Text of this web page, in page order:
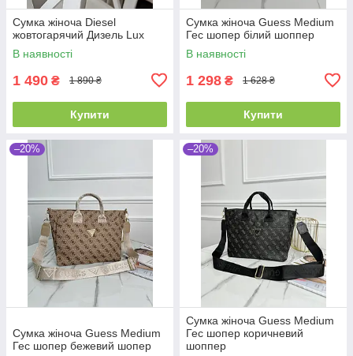
Сумка жіноча Diesel
жовтогарячий Дизель Lux
В наявності
1 490 ₴ 1 890 ₴
Купити
Сумка жіноча Guess Medium
Гес шопер білий шоппер
В наявності
1 298 ₴ 1 628 ₴
Купити
–20%
Сумка жіноча Guess Medium
Гес шопер бежевий шопер
–20%
Сумка жіноча Guess Medium
Гес шопер коричневий
шоппер